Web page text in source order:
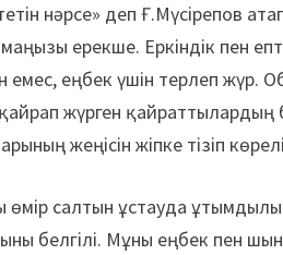
нәрсе» деп Ғ.Мүсірепов
ерекше. Еркіндік пен
емес, еңбек үшін терлеп жүр.
жүрген қайраттылардың
жеңісін жіпке тізіп
өмір салтын ұстауда
белгілі. Мұны еңбек пен